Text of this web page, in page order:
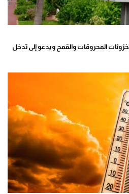
المحروقات والقمح ويدعو إلى تدخل